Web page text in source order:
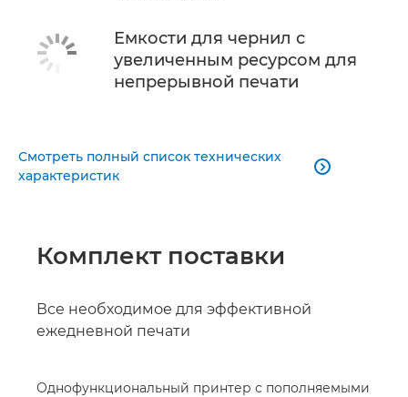
Емкости для чернил с
увеличенным ресурсом для
непрерывной печати
Смотреть полный список технических
характеристик

Комплект поставки
Все необходимое для эффективной
ежедневной печати
Однофункциональный принтер с пополняемыми